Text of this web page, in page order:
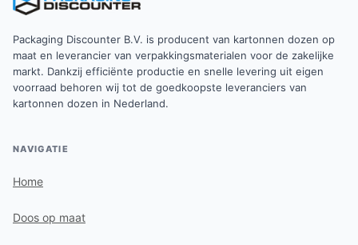
Packaging Discounter B.V. is producent van kartonnen dozen op
maat en leverancier van verpakkingsmaterialen voor de zakelijke
markt. Dankzij efficiënte productie en snelle levering uit eigen
voorraad behoren wij tot de goedkoopste leveranciers van
kartonnen dozen in Nederland.
NAVIGATIE
Home
Doos op maat